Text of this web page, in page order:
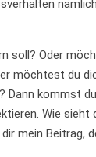
soll? Oder
möchtest du
Dann kommst
Wie sieht
mein Beitrag,